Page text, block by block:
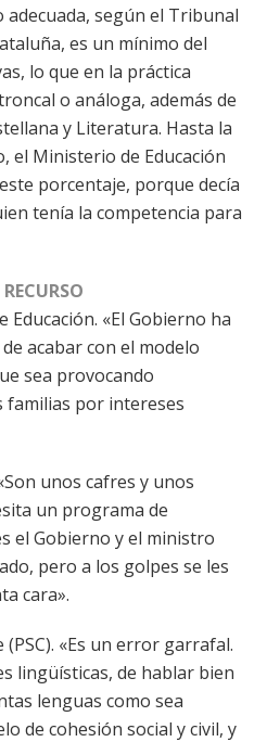
adecuada, según el Tribunal
es un mínimo del
lo que en la práctica
o análoga, además de
y Literatura. Hasta la
el Ministerio de Educación
porcentaje, porque decía
tenía la competencia para
Educación. «El Gobierno ha
acabar con el modelo
sea provocando
familias por intereses
unos cafres y unos
un programa de
el Gobierno y el ministro
pero a los golpes se les
cara».
«Es un error garrafal.
lingüísticas, de hablar bien
lenguas como sea
de cohesión social y civil, y